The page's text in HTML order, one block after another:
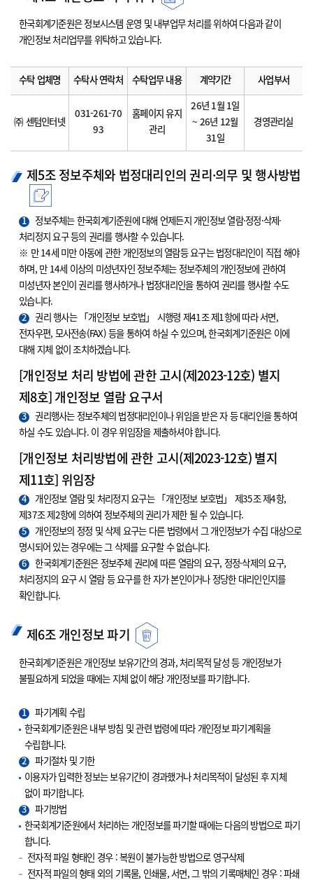
한국회계기준원은 정보시스템 운영 및 내부업무 처리를 위하여 다음과 같이
개인정보 처리업무를 위탁하고 있습니다.
수탁 업체명 수탁사 연락처 수탁업무 내용 계약기간 사업부서
㈜ 센텀인터넷
031-261-70
93
홈페이지 유지
관리
26년 1월 1일
~ 26년 12월
31일
경영관리실
제5조 정보주체와 법정대리인의 권리·의무 및 행사방법
1
정보주체는 한국회계기준원에 대해 언제든지 개인정보 열람·정정·삭제·
처리정지 요구 등의 권리를 행사할 수 있습니다.
※ 만 14세 미만 아동에 관한 개인정보의 열람등 요구는 법정대리인이 직접 해야
하며, 만 14세 이상의 미성년자인 정보주체는 정보주체의 개인정보에 관하여
미성년자 본인이 권리를 행사하거나 법정대리인을 통하여 권리를 행사할 수도
있습니다.
2
권리 행사는 「개인정보 보호법」 시행령 제41조 제1항에 따라 서면,
전자우편, 모사전송(FAX) 등을 통하여 하실 수 있으며, 한국회계기준원은 이에
대해 지체 없이 조치하겠습니다.
[개인정보 처리 방법에 관한 고시(제2023-12호) 별지
제8호] 개인정보 열람 요구서
3
권리행사는 정보주체의 법정대리인이나 위임을 받은 자 등 대리인을 통하여
하실 수도 있습니다. 이 경우 위임장을 제출하셔야 합니다.
[개인정보 처리방법에 관한 고시(제2023-12호) 별지
제11호] 위임장
4
개인정보 열람 및 처리정지 요구는 「개인정보 보호법」 제35조 제4항,
제37조 제2항에 의하여 정보주체의 권리가 제한 될 수 있습니다.
5
개인정보의 정정 및 삭제 요구는 다른 법령에서 그 개인정보가 수집 대상으로
명시되어 있는 경우에는 그 삭제를 요구할 수 없습니다.
6
한국회계기준원은 정보주체 권리에 따른 열람의 요구, 정정·삭제의 요구,
처리정지의 요구 시 열람 등 요구를 한 자가 본인이거나 정당한 대리인인지를
확인합니다.
제6조 개인정보 파기
한국회계기준원은 개인정보 보유기간의 경과, 처리목적 달성 등 개인정보가
불필요하게 되었을 때에는 지체 없이 해당 개인정보를 파기합니다.
1
파기계획 수립
한국회계기준원은 내부 방침 및 관련 법령에 따라 개인정보 파기계획을
수립합니다.
2
파기절차 및 기한
이용자가 입력한 정보는 보유기간이 경과했거나 처리목적이 달성된 후 지체
없이 파기합니다.
3
파기방법
한국회계기준원에서 처리하는 개인정보를 파기할 때에는 다음의 방법으로 파기
합니다.
전자적 파일 형태인 경우 : 복원이 불가능한 방법으로 영구삭제
전자적 파일의 형태 외의 기록물, 인쇄물, 서면, 그 밖의 기록매체인 경우 : 파쇄